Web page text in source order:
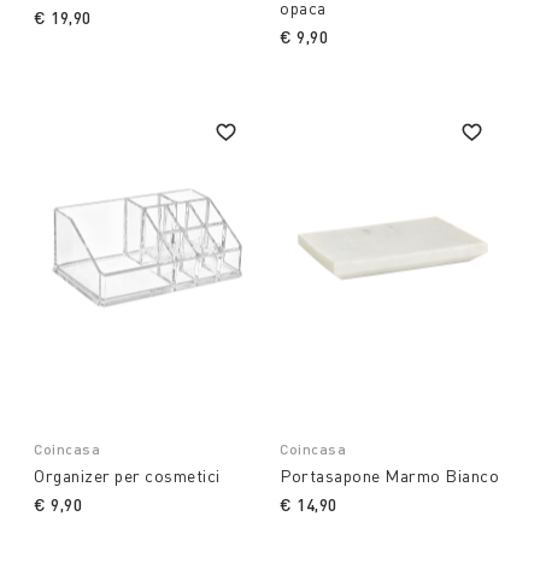
€ 19,90
opaca
€ 9,90
Coincasa
Organizer per cosmetici
€ 9,90
Coincasa
Portasapone Marmo Bianco
€ 14,90